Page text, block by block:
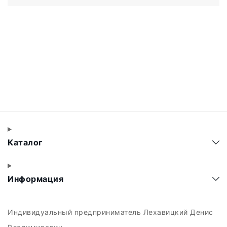
Каталог
Информация
Индивидуальный предприниматель Лехавицкий Денис